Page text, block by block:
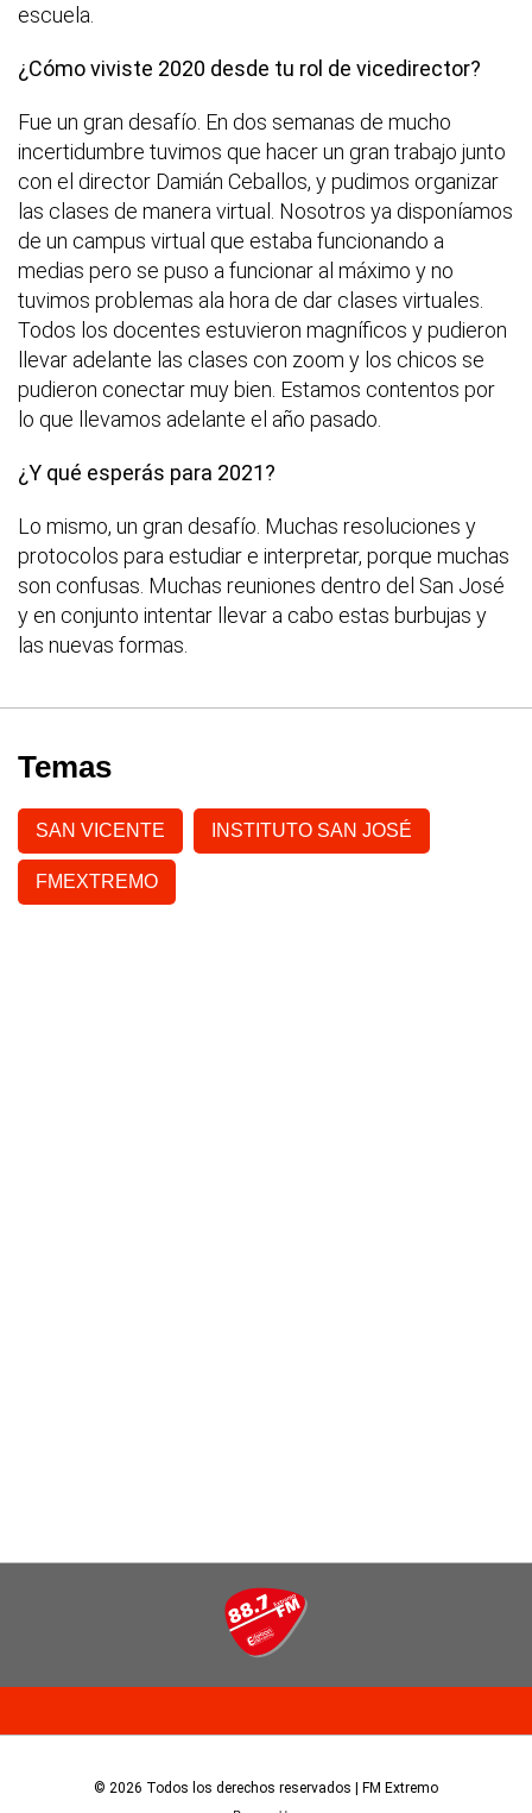
escuela.
¿Cómo viviste 2020 desde tu rol de vicedirector?
Fue un gran desafío. En dos semanas de mucho
incertidumbre tuvimos que hacer un gran trabajo junto
con el director Damián Ceballos, y pudimos organizar
las clases de manera virtual. Nosotros ya disponíamos
de un campus virtual que estaba funcionando a
medias pero se puso a funcionar al máximo y no
tuvimos problemas ala hora de dar clases virtuales.
Todos los docentes estuvieron magníficos y pudieron
llevar adelante las clases con zoom y los chicos se
pudieron conectar muy bien. Estamos contentos por
lo que llevamos adelante el año pasado.
¿Y qué esperás para 2021?
Lo mismo, un gran desafío. Muchas resoluciones y
protocolos para estudiar e interpretar, porque muchas
son confusas. Muchas reuniones dentro del San José
y en conjunto intentar llevar a cabo estas burbujas y
las nuevas formas.
Temas
SAN VICENTE INSTITUTO SAN JOSÉ
FMEXTREMO
© 2026 Todos los derechos reservados | FM Extremo